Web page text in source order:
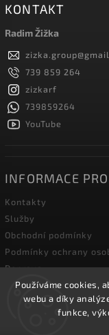
Používáme cookies,
webu a díky
funkce,
KONTAKT
Radim Žižka
zizka.group@
739 859 264
zizkarf
739859264
YouTube
INFORMACE
Kontakty
Služby
Obchodní podmínky
Podmínky ochrany
Doprava
Blog zahradní techniky